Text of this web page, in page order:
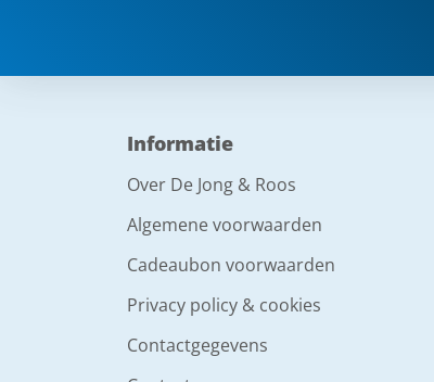
Informatie
Over De Jong & Roos
Algemene voorwaarden
Cadeaubon voorwaarden
Privacy policy & cookies
Contactgegevens